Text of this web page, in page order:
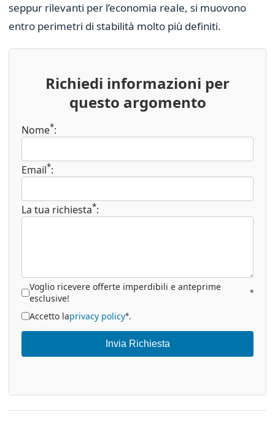
seppur rilevanti per l’economia reale, si muovono
entro perimetri di stabilità molto più definiti.
Richiedi informazioni per
questo argomento
Nome*:
Email*:
La tua richiesta*:
Voglio ricevere offerte imperdibili e anteprime
esclusive!
*
Accetto laprivacy policy*.
Invia Richiesta